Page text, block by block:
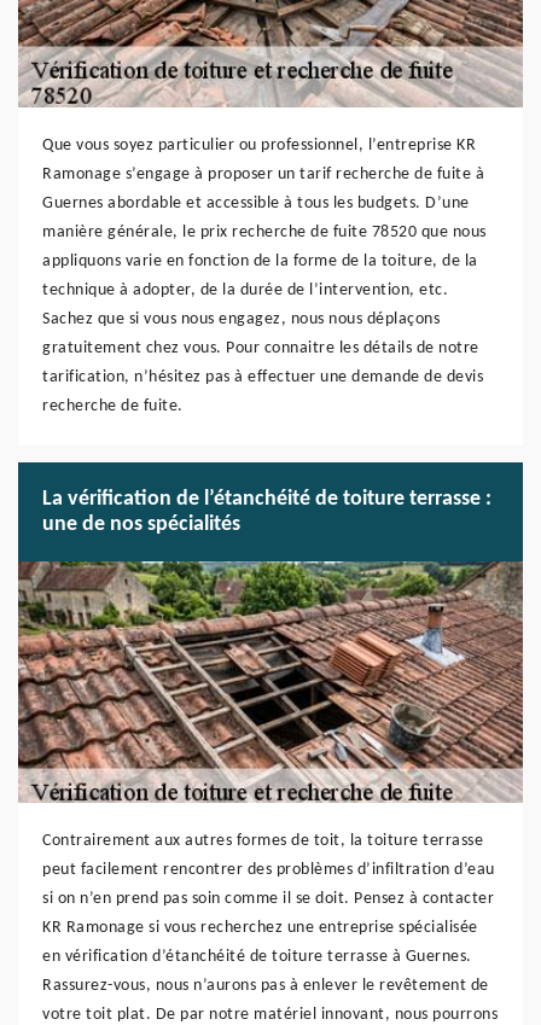
Que vous soyez particulier ou professionnel, l’entreprise KR
Ramonage s’engage à proposer un tarif recherche de fuite à
Guernes abordable et accessible à tous les budgets. D’une
manière générale, le prix recherche de fuite 78520 que nous
appliquons varie en fonction de la forme de la toiture, de la
technique à adopter, de la durée de l’intervention, etc.
Sachez que si vous nous engagez, nous nous déplaçons
gratuitement chez vous. Pour connaitre les détails de notre
tarification, n’hésitez pas à effectuer une demande de devis
recherche de fuite.
La vérification de l’étanchéité de toiture terrasse :
une de nos spécialités
Contrairement aux autres formes de toit, la toiture terrasse
peut facilement rencontrer des problèmes d’infiltration d’eau
si on n’en prend pas soin comme il se doit. Pensez à contacter
KR Ramonage si vous recherchez une entreprise spécialisée
en vérification d’étanchéité de toiture terrasse à Guernes.
Rassurez-vous, nous n’aurons pas à enlever le revêtement de
votre toit plat. De par notre matériel innovant, nous pourrons